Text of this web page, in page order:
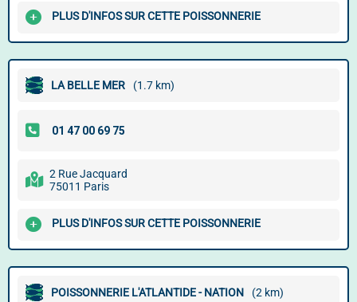
PLUS D'INFOS SUR CETTE POISSONNERIE
LA BELLE MER (1.7 km)
2 Rue Jacquard
75011 Paris
PLUS D'INFOS SUR CETTE POISSONNERIE
POISSONNERIE L'ATLANTIDE - NATION (2 km)